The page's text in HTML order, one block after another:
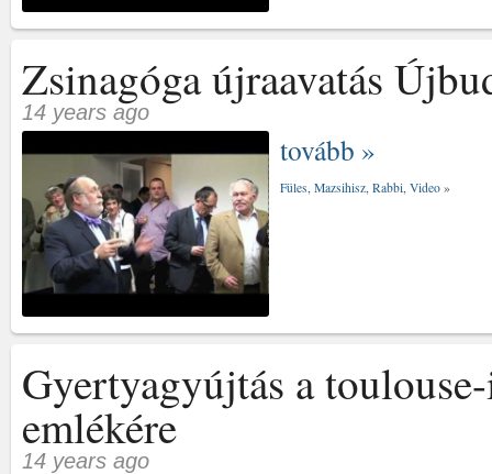
Zsinagóga újraavatás
14 years ago
tovább »
Füles, Mazsihisz, Rabbi, Video »
Gyertyagyújtás a
emlékére
14 years ago